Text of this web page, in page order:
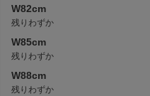
W82cm
残りわずか
W85cm
残りわずか
W88cm
残りわずか